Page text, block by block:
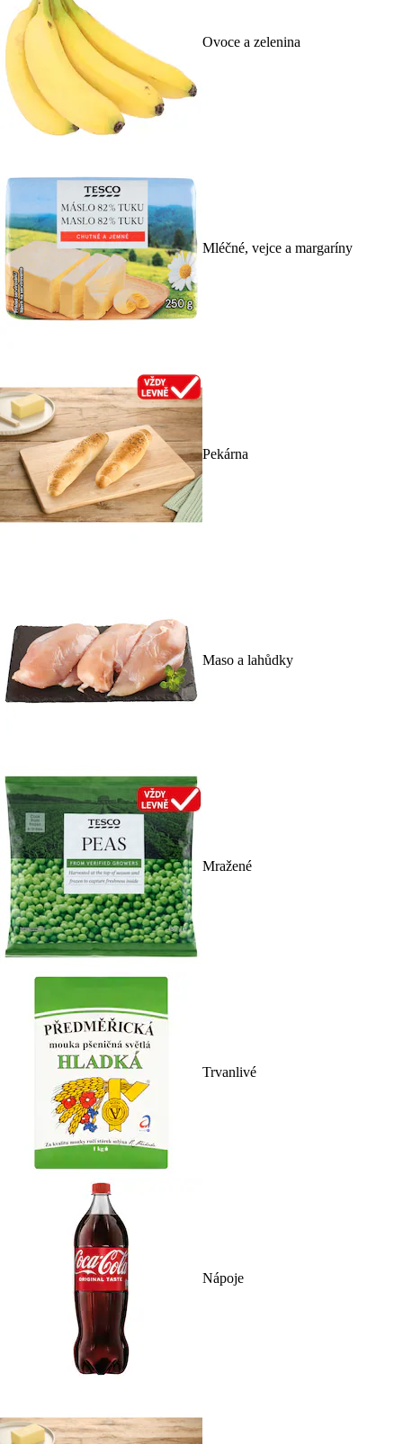
Ovoce a zelenina
Mléčné, vejce a margaríny
Pekárna
Maso a lahůdky
Mražené
Trvanlivé
Nápoje